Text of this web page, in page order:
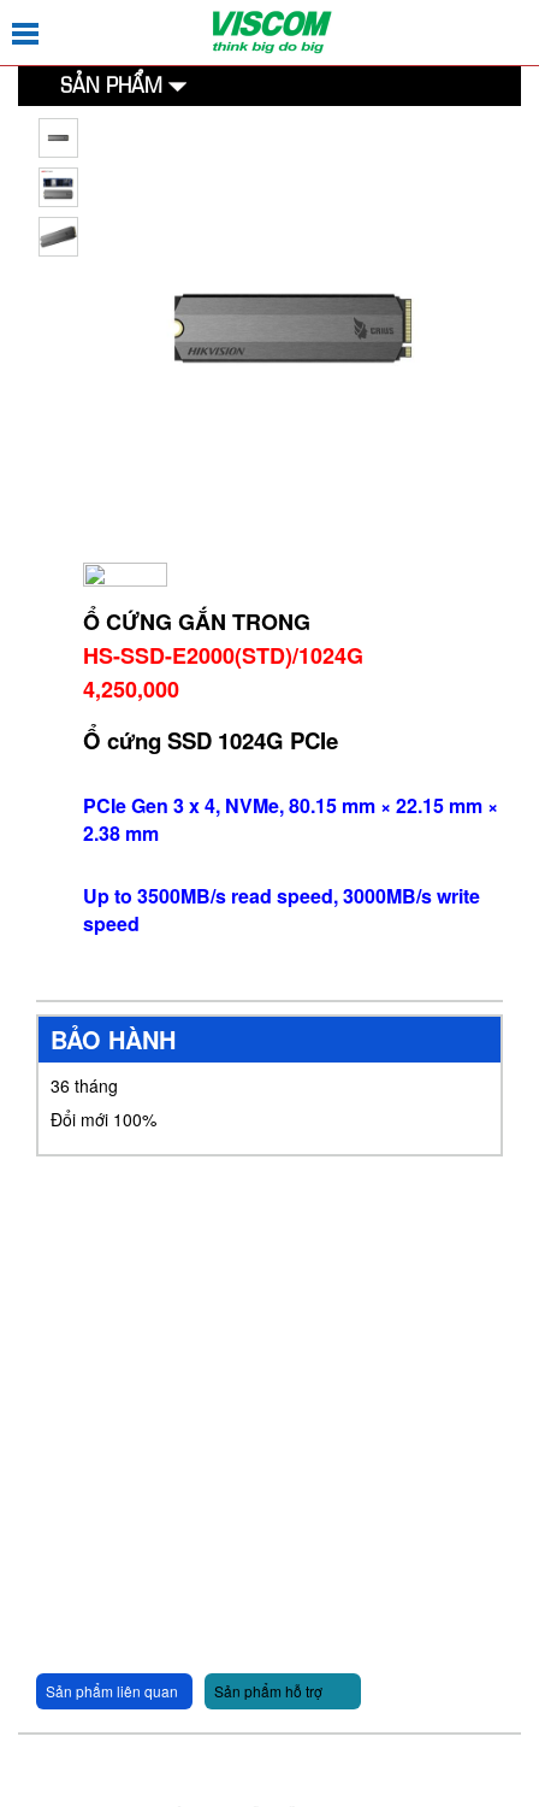
SẢN PHẨM
Ổ CỨNG GẮN TRONG
HS-SSD-E2000(STD)/1024G
4,250,000
Ổ cứng SSD 1024G PCIe
PCIe Gen 3 x 4, NVMe, 80.15 mm × 22.15 mm ×
2.38 mm
Up to 3500MB/s read speed, 3000MB/s write
speed
BẢO HÀNH
36 tháng
Đổi mới 100%
Sản phẩm liên quan Sản phẩm hỗ trợ